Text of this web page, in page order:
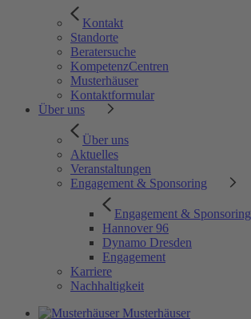
Kontakt
Standorte
Beratersuche
KompetenzCentren
Musterhäuser
Kontaktformular
Über uns
Über uns
Aktuelles
Veranstaltungen
Engagement & Sponsoring
Engagement & Sponsoring
Hannover 96
Dynamo Dresden
Engagement
Karriere
Nachhaltigkeit
Musterhäuser